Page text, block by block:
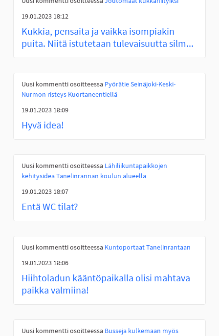
19.01.2023 18:12
Kukkia, pensaita ja vaikka isompiakin
puita. Niitä istutetaan tulevaisuutta silm...
Uusi kommentti osoitteessa Pyörätie Seinäjoki-Keski-
Nurmon risteys Kuortaneentiellä
19.01.2023 18:09
Hyvä idea!
Uusi kommentti osoitteessa Lähiliikuntapaikkojen
kehitysidea Tanelinrannan koulun alueella
19.01.2023 18:07
Entä WC tilat?
Uusi kommentti osoitteessa Kuntoportaat Tanelinrantaan
19.01.2023 18:06
Hiihtoladun kääntöpaikalla olisi mahtava
paikka valmiina!
Uusi kommentti osoitteessa Busseja kulkemaan myös